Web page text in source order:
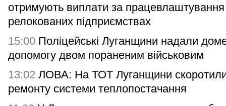
отримують виплати за
релокованих підприємствах
15:00 Поліцейські Луганщини надали
допомогу двом пораненим військовим
13:02 ЛОВА: На ТОТ Луганщини
ремонту системи теплопостачання